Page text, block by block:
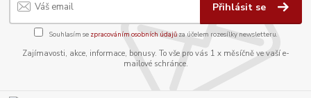
Přihlásit se
Souhlasím se zpracováním osobních údajůza účelem rozesílky newsletteru.
Zajímavosti, akce, informace, bonusy. To vše pro vás 1 x měsíčně ve vaší e-
mailové schránce.